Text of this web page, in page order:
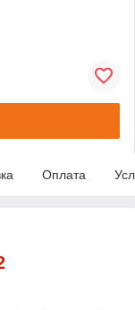
Оплата